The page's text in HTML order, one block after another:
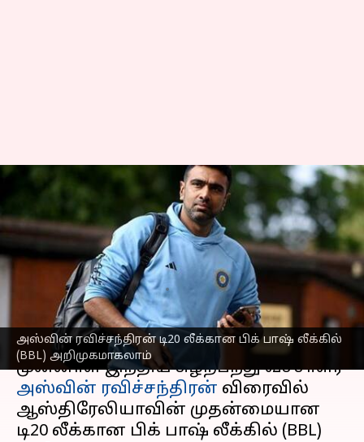
அஸ்வின் ரவிச்சந்திரன் டி20 லீக்கான பிக் பாஷ் லீக்கில்
(BBL) அறிமுகமாகலாம்
ஆஸ்திரேலியாவின் பிக்
பாஷ் லீக்கில் அஸ்வின்
ரவிச்சந்திரன்
இடம்பெறுவாரா?
எழுதியவர் Venkatalakshmi V Sep 03, 2025 09:34 am
செய்தி முன்னோட்டம்
முன்னாள் இந்திய சுழற்பந்து வீச்சாளர்
அஸ்வின் ரவிச்சந்திரன் விரைவில்
ஆஸ்திரேலியாவின் முதன்மையான
டி20 லீக்கான பிக் பாஷ் லீக்கில் (BBL)